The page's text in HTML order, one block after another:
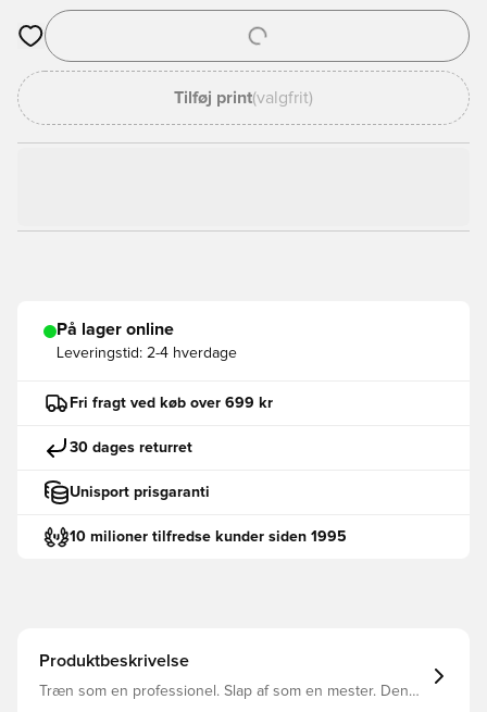
Åbner en Modal til at logge ind eller tilmelde dig som medlem
Tilføj print(valgfrit)
På lager online
Leveringstid: 2-4 hverdage
Fri fragt ved køb over 699 kr
30 dages returret
Unisport prisgaranti
10 milioner tilfredse kunder siden 1995
Produktbeskrivelse
Træn som en professionel. Slap af som en mester. Denne